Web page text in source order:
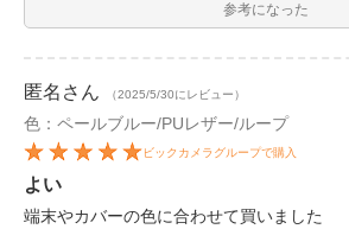
参考になった
匿名 さん （2025/5/30にレビュー）
色：ペールブルー/PUレザー/ループ
ビックカメラグループで購入
よい
端末やカバーの色に合わせて買いました